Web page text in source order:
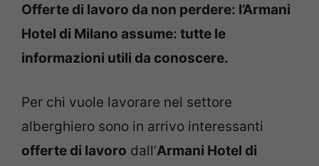
Offerte di lavoro da non perdere: l’Armani
Hotel di Milano assume: tutte le
informazioni utili da conoscere.
Per chi vuole lavorare nel settore
alberghiero sono in arrivo interessanti
offerte di lavoro dall’Armani Hotel di